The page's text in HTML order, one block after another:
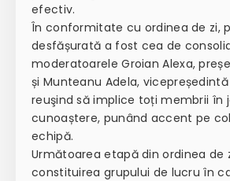
efectiv.
În conformitate cu ordinea de zi,
desfășurată a fost cea de
moderatoarele Groian Alexa,
și Munteanu Adela,
reuşind să implice toți membrii în
cunoaștere, punând accent pe
echipă.
Următoarea etapă din ordinea de
constituirea grupului de lucru în